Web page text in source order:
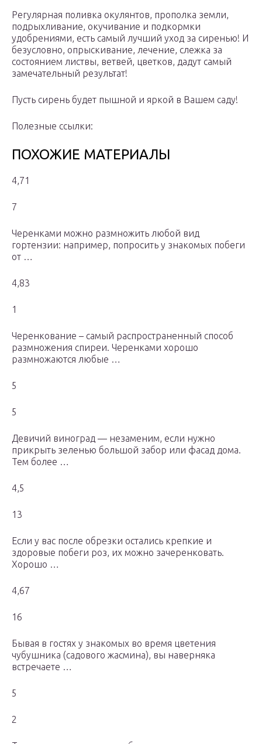
Регулярная поливка окулянтов, прополка земли,
подрыхливание, окучивание и подкормки
удобрениями, есть самый лучший уход за сиренью! И
безусловно, опрыскивание, лечение, слежка за
состоянием листвы, ветвей, цветков, дадут самый
замечательный результат!
Пусть сирень будет пышной и яркой в Вашем саду!
Полезные ссылки:
ПОХОЖИЕ МАТЕРИАЛЫ
4,71
7
Черенками можно размножить любой вид
гортензии: например, попросить у знакомых побеги
от …
4,83
1
Черенкование – самый распространенный способ
размножения спиреи. Черенками хорошо
размножаются любые …
5
5
Девичий виноград — незаменим, если нужно
прикрыть зеленью большой забор или фасад дома.
Тем более …
4,5
13
Если у вас после обрезки остались крепкие и
здоровые побеги роз, их можно зачеренковать.
Хорошо …
4,67
16
Бывая в гостях у знакомых во время цветения
чубушника (садового жасмина), вы наверняка
встречаете …
5
2